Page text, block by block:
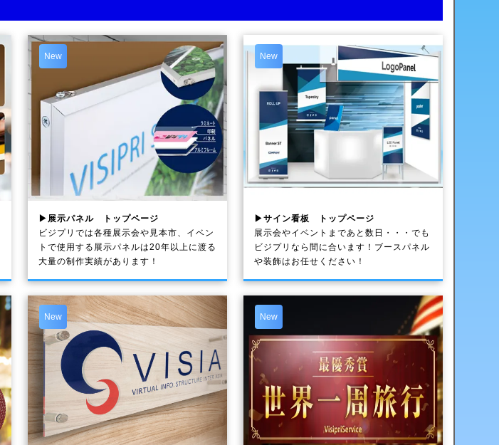
New
▶展示パネル トップページ
ビジプリでは各種展示会や見本市、イベン
トで使用する展示パネルは20年以上に渡る
大量の制作実績があります！
New
▶サイン看板 トップページ
展示会やイベントまであと数日・・・でも
ビジプリなら間に合います！ブースパネル
や装飾はお任せください！
New New